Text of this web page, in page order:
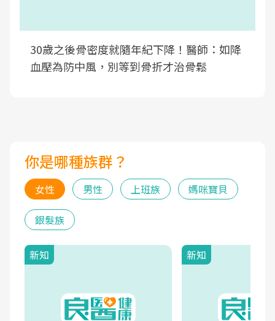
30歲之後骨密度就隨年紀下降！醫師：如降
血壓為防中風，別等到骨折才治骨鬆
你是哪種族群？
女性 男性 上班族 媽咪寶貝
銀髮族
新知 新知